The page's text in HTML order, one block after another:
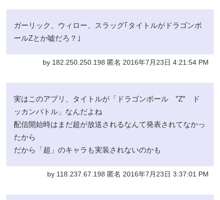
ガーリック、ウィロー、スラッグ｢タイトルがドラゴンボ
ールZとか嘘だろ？｣
by 182.250.250.198 匿名 2016年7月23日 4:21:54 PM
実はこのアプリ、タイトルが「ドラゴンボール ”Z” ド
ッカンバトル」なんだよね
配信開始時はまだ超が放送されるなんて発表されてなかっ
たから
だから「超」のキャラも実装されないのかも
by 118.237.67.198 匿名 2016年7月23日 3:37:01 PM